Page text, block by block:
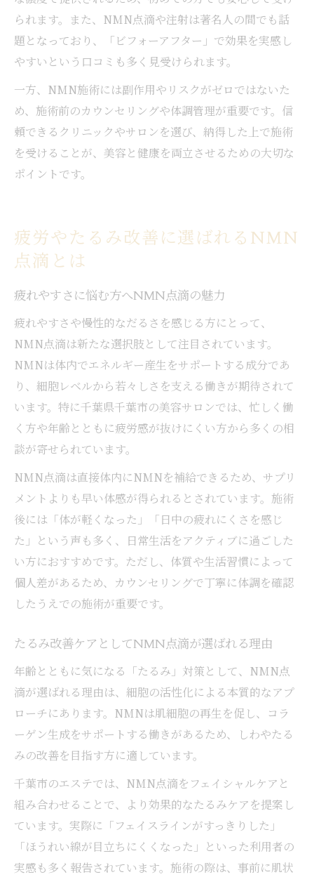
られます。また、NMN点滴や注射は著名人の間でも話
題となっており、「ビフォーアフター」で効果を実感し
やすいという口コミも多く見受けられます。
一方、NMN施術には副作用やリスクがゼロではないた
め、施術前のカウンセリングや体調管理が重要です。信
頼できるクリニックやサロンを選び、納得した上で施術
を受けることが、美容と健康を両立させるための大切な
ポイントです。
疲労やたるみ改善に選ばれるNMN
点滴とは
疲れやすさに悩む方へNMN点滴の魅力
疲れやすさや慢性的なだるさを感じる方にとって、
NMN点滴は新たな選択肢として注目されています。
NMNは体内でエネルギー産生をサポートする成分であ
り、細胞レベルから若々しさを支える働きが期待されて
います。特に千葉県千葉市の美容サロンでは、忙しく働
く方や年齢とともに疲労感が抜けにくい方から多くの相
談が寄せられています。
NMN点滴は直接体内にNMNを補給できるため、サプリ
メントよりも早い体感が得られるとされています。施術
後には「体が軽くなった」「日中の疲れにくさを感じ
た」という声も多く、日常生活をアクティブに過ごした
い方におすすめです。ただし、体質や生活習慣によって
個人差があるため、カウンセリングで丁寧に体調を確認
したうえでの施術が重要です。
たるみ改善ケアとしてNMN点滴が選ばれる理由
年齢とともに気になる「たるみ」対策として、NMN点
滴が選ばれる理由は、細胞の活性化による本質的なアプ
ローチにあります。NMNは肌細胞の再生を促し、コラ
ーゲン生成をサポートする働きがあるため、しわやたる
みの改善を目指す方に適しています。
千葉市のエステでは、NMN点滴をフェイシャルケアと
組み合わせることで、より効果的なたるみケアを提案し
ています。実際に「フェイスラインがすっきりした」
「ほうれい線が目立ちにくくなった」といった利用者の
実感も多く報告されています。施術の際は、事前に肌状